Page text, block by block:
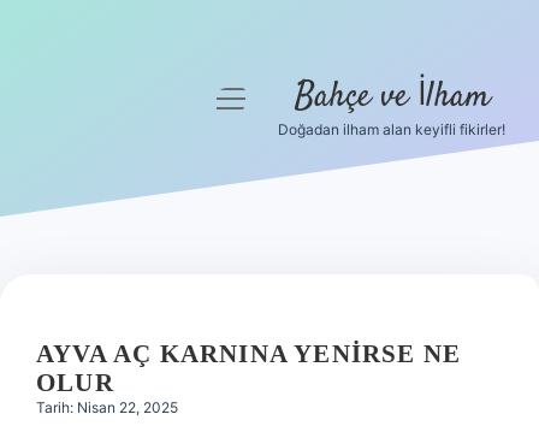
Hakkımızda
menüyü
Bahçe ve İlham
Doğadan ilham alan keyifli fikirler!
AYVA AÇ KARNINA YENIRSE NE
OLUR
Tarih: Nisan 22, 2025